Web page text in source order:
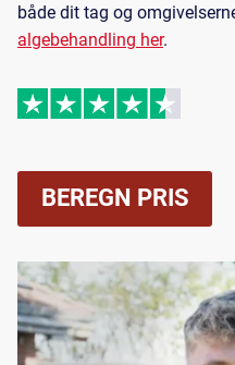
både dit tag og
algebehandling her.
BEREGN PRIS